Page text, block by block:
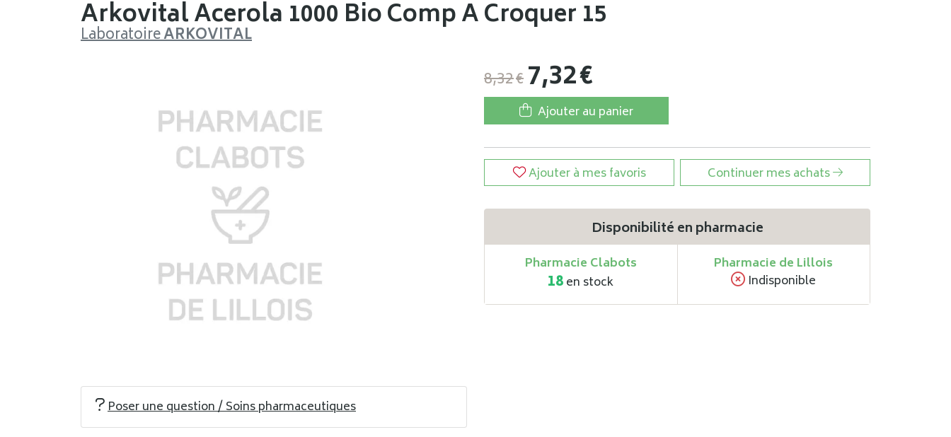
Arkovital Acerola 1000 Bio Comp A Croquer 15
LaboratoireARKOVITAL
8,32€7,32€
Ajouter au panier
Ajouter à mes favoris Continuer mes achats
Disponibilité en pharmacie
Pharmacie Clabots
18en stock
Pharmacie de Lillois
Indisponible
Poser une question / Soins pharmaceutiques